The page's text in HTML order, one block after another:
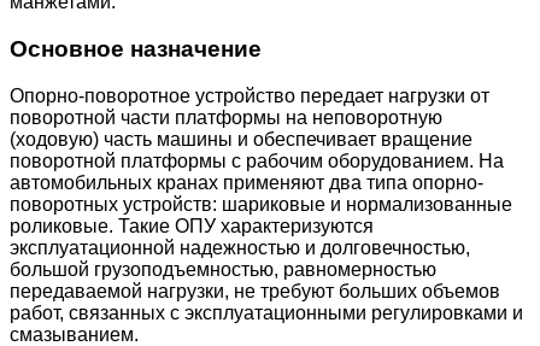
Основное назначение
Опорно-поворотное устройство передает нагрузки от
поворотной части платформы на неповоротную
(ходовую) часть машины и обеспечивает вращение
поворотной платформы с рабочим оборудованием. На
автомобильных кранах применяют два типа опорно-
поворотных устройств: шариковые и нормализованные
роликовые. Такие ОПУ характеризуются
эксплуатационной надежностью и долговечностью,
большой грузоподъемностью, равномерностью
передаваемой нагрузки, не требуют больших объемов
работ, связанных с эксплуатационными регулировками и
смазыванием.